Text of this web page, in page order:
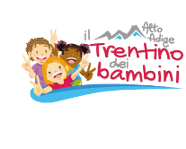
contenuto